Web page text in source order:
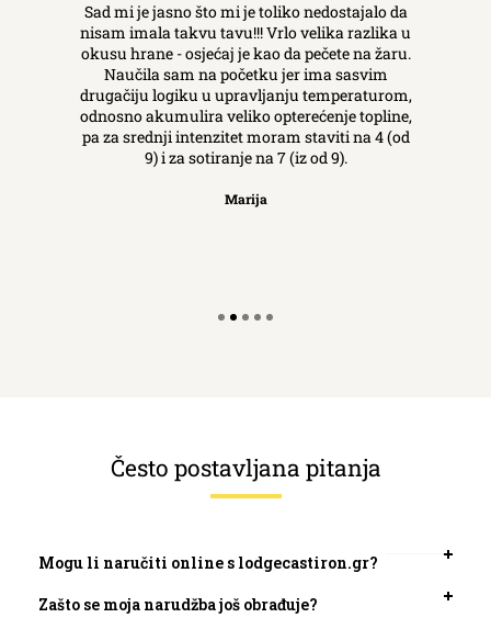
Sad mi je jasno što mi je toliko nedostajalo da
nisam imala takvu tavu!!! Vrlo velika razlika u
okusu hrane - osjećaj je kao da pečete na žaru.
Naučila sam na početku jer ima sasvim
drugačiju logiku u upravljanju temperaturom,
odnosno akumulira veliko opterećenje topline,
pa za srednji intenzitet moram staviti na 4 (od
9) i za sotiranje na 7 (iz od 9).
Marija
Često postavljana pitanja
Mogu li naručiti online s lodgecastiron.gr?
Otvori
karticu
Zašto se moja narudžba još obrađuje?
Otvori